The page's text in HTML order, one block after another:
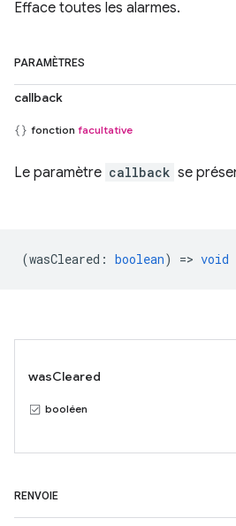
Efface toutes les alarmes.
PARAMÈTRES
callback
fonction facultative
Le paramètre callback se
(wasCleared : boolean) => void
wasCleared
booléen
RENVOIE